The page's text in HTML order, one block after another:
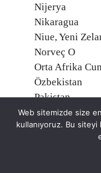
Nijerya
Nikaragua
Niue, Yeni
Norveç O
Orta Afrika
Özbekistan
Pakistan
Palau Adaları
Palmyra Atoll,
Web sitemizde size
kullanıyoruz. Bu